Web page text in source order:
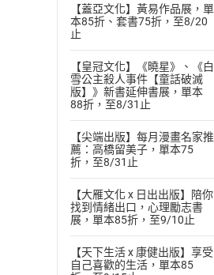
【蓋亞文化】黃易作品展，單
本85折、套書75折，至8/20
止
【皇冠文化】《曉星》、《白
雪公主殺人事件【童話破滅
版】》新書延伸書展，單本
88折，至8/31止
【尖端出版】每月漫畫名家推
薦：高橋留美子，單本75
折，至8/31止
【大雁文化 x 日出出版】陪你
找到情緒出口，心理勵志書
展，單本85折，至9/10止
【天下生活 x 康健出版】享受
自己喜歡的生活，單本85